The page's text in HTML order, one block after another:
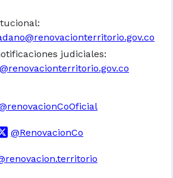
judiciales:
@RenovacionCo